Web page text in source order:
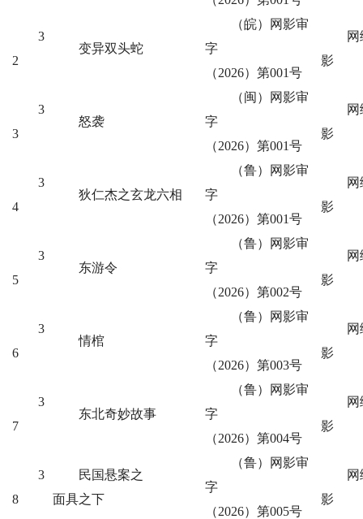
3
2
变异双头蛇
（皖）网影审
字
（2026）第001号
影
3
3
怒袭
（闽）网影审
字
（2026）第001号
影
3
4
狄仁杰之玄龙六相
（鲁）网影审
字
（2026）第001号
影
3
5
东游令
（鲁）网影审
字
（2026）第002号
影
3
6
情棺
（鲁）网影审
字
（2026）第003号
影
3
7
东北奇妙故事
（鲁）网影审
字
（2026）第004号
影
3
8
民国悬案之
面具之下
（鲁）网影审
字
（2026）第005号
影